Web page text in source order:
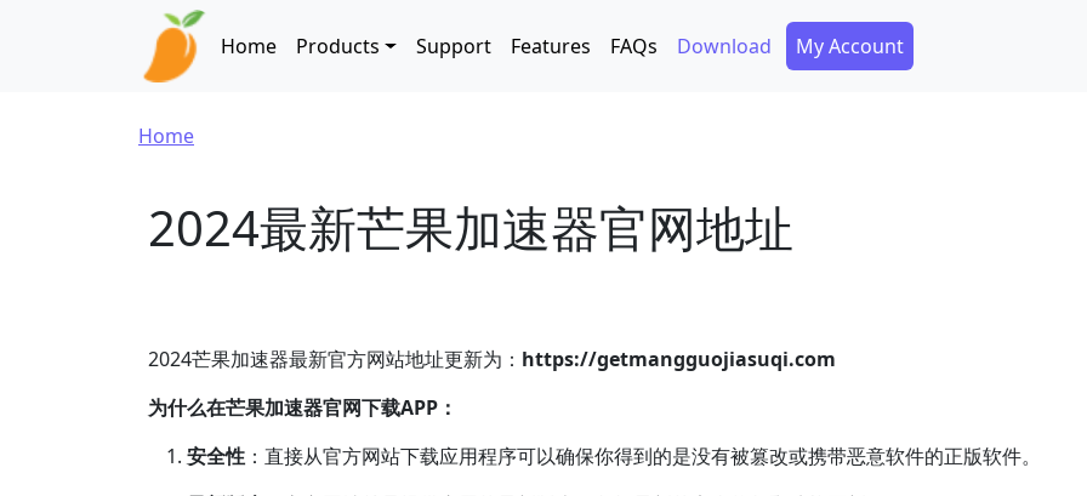
Skip to main content
Main navigation
Home Products Support Features FAQs Download Secondary Menu
My Account
Breadcrumb
Home
2024最新芒果加速器官网地址
2024芒果加速器最新官方网站地址更新为： https://getmangguojiasuqi.com
为什么在芒果加速器官网下载APP：
安全性 ：直接从官方网站下载应用程序可以确保你得到的是没有被篡改或携带恶意软件的正版软件。